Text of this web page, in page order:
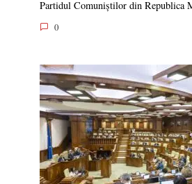
Partidul Comuniștilor din Republica
0